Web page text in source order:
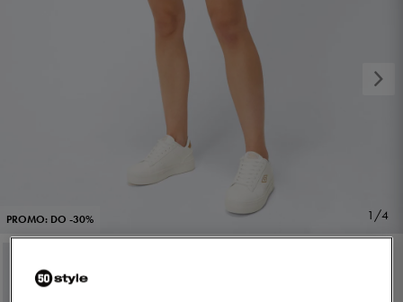
PROMO: DO -30% 1/4